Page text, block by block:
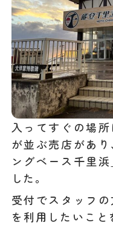
入ってすぐの場
が並ぶ売店があ
ングベース千里
した。
受付でスタッフの
を利用したいこ